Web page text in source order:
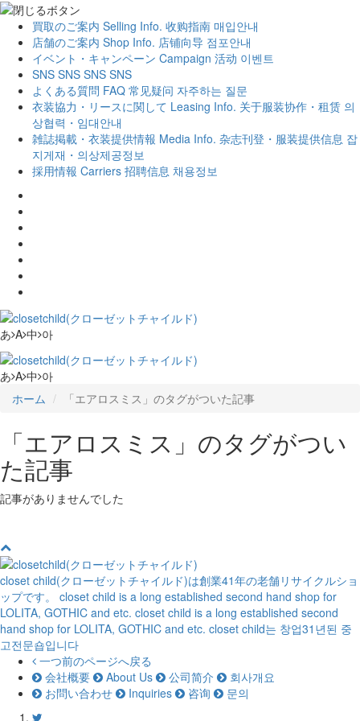
買取のご案内 Selling Info. 收购指南 매입안내
店舗のご案内 Shop Info. 店铺向导 점포안내
イベント・キャンペーン Campaign 活动 이벤트
SNS SNS SNS SNS
よくある質問 FAQ 常见疑问 자주하는 질문
衣装協力・リースに関して Leasing Info. 关于服装协作・租赁 의
상협력・임대안내
雑誌掲載・衣装提供情報 Media Info. 杂志刊登・服装提供信息 잡
지게재・의상제공정보
採用情報 Carriers 招聘信息 채용정보
あ A 中 아
あ A 中 아
ホーム
「エアロスミス」のタグがついた記事
「エアロスミス」のタグがつい
た記事
記事がありませんでした
closet child(クローゼットチャイルド)は創業41年の老舗リサイクルショ
ップです。
closet child is a long established second hand shop for
LOLITA, GOTHIC and etc. closet child is a long established second
hand shop for LOLITA, GOTHIC and etc. closet child는 창업31년된 중
고전문숍입니다
一つ前のページへ戻る
会社概要
About Us 公司简介
회사개요
お問い合わせ
Inquiries 咨询 문의